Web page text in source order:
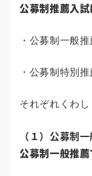
公募制推薦入試
・公募制一般推
・公募制特別推
それぞれくわし
（１）公募制
公募制一般推薦